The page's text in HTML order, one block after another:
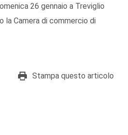
26 gennaio a Treviglio
la Camera di commercio di
Stampa questo articolo